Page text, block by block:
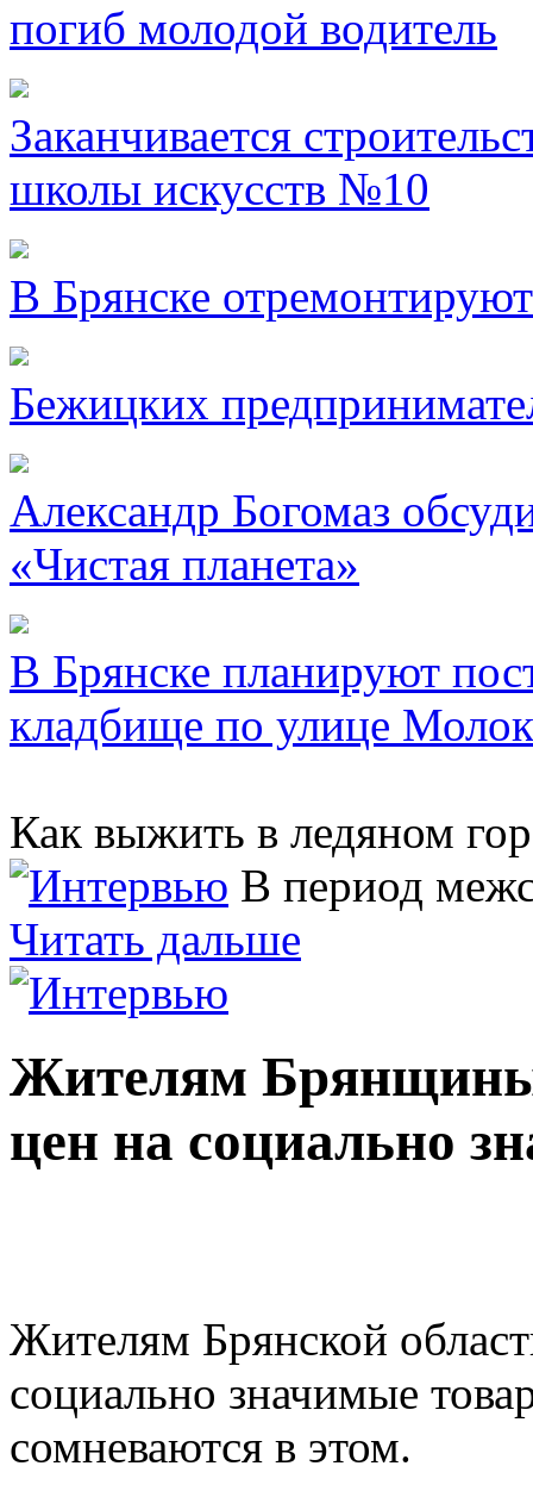
погиб молодой водитель
Заканчивается
школы искусств №10
В Брянске
Бежицких
Александр Богомаз
«Чистая планета»
В Брянске планируют
кладбище по улице
Как выжить в ледяном
В период
Читать дальше
Жителям
цен на социально
Жителям Брянской
социально значимые
сомневаются в этом.